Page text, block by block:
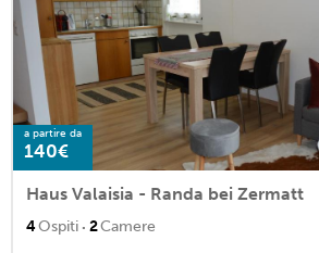
a partire da
140€
Haus Valaisia - Randa bei Zermatt
4Ospiti · 2Camere